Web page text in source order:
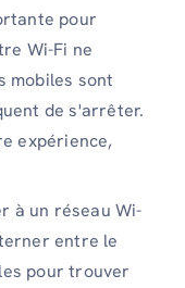
pour
Wi-Fi ne
mobiles sont
de s'arrêter.
expérience,
à un réseau Wi-
entre le
pour trouver